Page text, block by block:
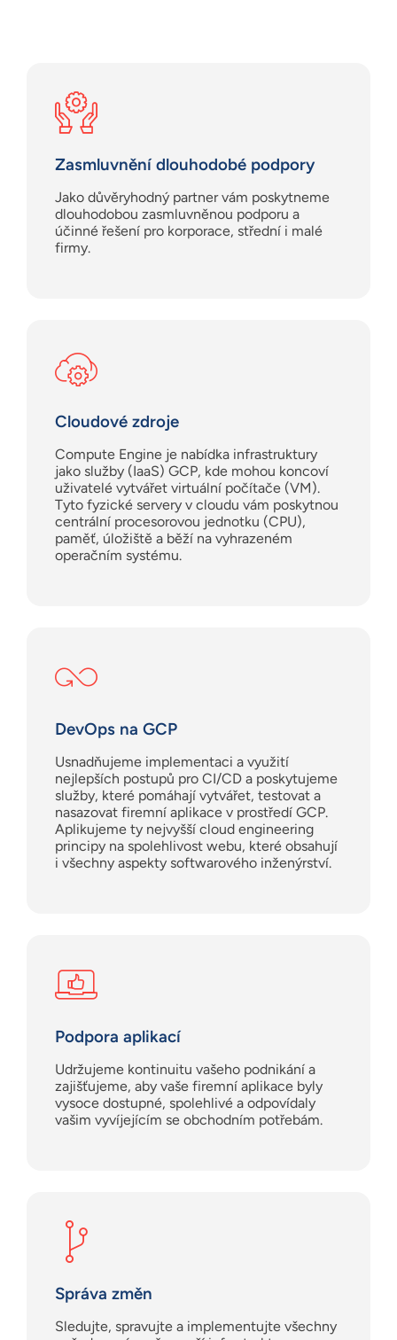
Zasmluvnění dlouhodobé podpory
Jako důvěryhodný partner vám poskytneme
dlouhodobou zasmluvněnou podporu a
účinné řešení pro korporace, střední i malé
firmy.
Cloudové zdroje
Compute Engine je nabídka infrastruktury
jako služby (IaaS) GCP, kde mohou koncoví
uživatelé vytvářet virtuální počítače (VM).
Tyto fyzické servery v cloudu vám poskytnou
centrální procesorovou jednotku (CPU),
paměť, úložiště a běží na vyhrazeném
operačním systému.
DevOps na GCP
Usnadňujeme implementaci a využití
nejlepších postupů pro CI/CD a poskytujeme
služby, které pomáhají vytvářet, testovat a
nasazovat firemní aplikace v prostředí GCP.
Aplikujeme ty nejvyšší cloud engineering
principy na spolehlivost webu, které obsahují
i všechny aspekty softwarového inženýrství.
Podpora aplikací
Udržujeme kontinuitu vašeho podnikání a
zajišťujeme, aby vaše firemní aplikace byly
vysoce dostupné, spolehlivé a odpovídaly
vašim vyvíjejícím se obchodním potřebám.
Správa změn
Sledujte, spravujte a implementujte všechny